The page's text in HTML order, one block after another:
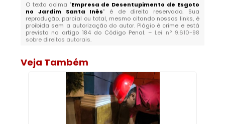
O texto acima "Empresa de Desentupimento de Esgoto
no Jardim Santa Inês" é de direito reservado. Sua
reprodução, parcial ou total, mesmo citando nossos links, é
proibida sem a autorização do autor. Plágio é crime e está
previsto no artigo 184 do Código Penal. – Lei n° 9.610-98
sobre direitos autorais.
Veja Também